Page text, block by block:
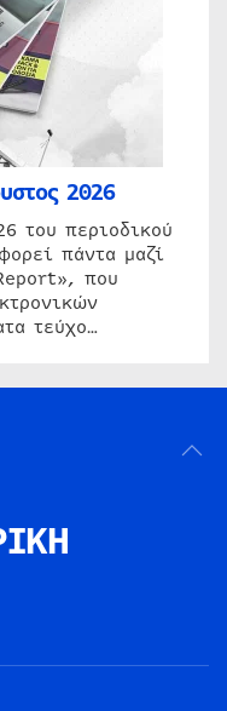
2026
του περιοδικού
πάντα μαζί
που
τεύχο…